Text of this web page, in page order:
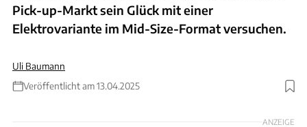
Pick-up-Markt sein Glück mit einer
Elektrovariante im Mid-Size-Format versuchen.
Uli Baumann
Veröffentlicht am 13.04.2025
Foto: Kia
ANZEIGE